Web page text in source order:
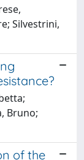
Silvestrini,
Bruno;
of the